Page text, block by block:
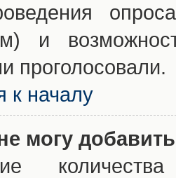
и
проголосовали.
к началу
могу